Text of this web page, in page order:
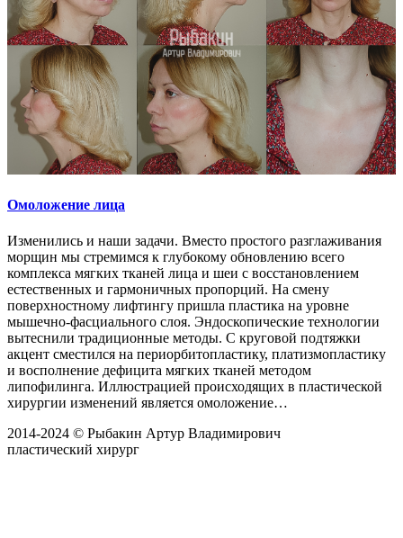
Омоложение лица
Изменились и наши задачи. Вместо простого разглаживания
морщин мы стремимся к глубокому обновлению всего
комплекса мягких тканей лица и шеи с восстановлением
естественных и гармоничных пропорций. На смену
поверхностному лифтингу пришла пластика на уровне
мышечно-фасциального слоя. Эндоскопические технологии
вытеснили традиционные методы. С круговой подтяжки
акцент сместился на периорбитопластику, платизмопластику
и восполнение дефицита мягких тканей методом
липофилинга. Иллюстрацией происходящих в пластической
хирургии изменений является омоложение…
2014-2024 © Рыбакин Артур Владимирович
пластический хирург